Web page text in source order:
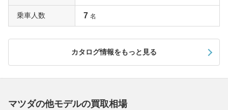
乗車人数 7 名
カタログ情報をもっと見る
マツダの他モデルの買取相場